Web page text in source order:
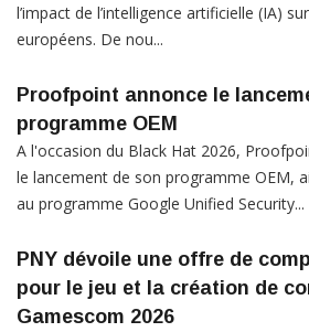
l’impact de l’intelligence artificielle (IA)
européens. De nou...
Proofpoint annonce le
programme OEM
A l'occasion du Black Hat 2026,
le lancement de son programme OEM,
au programme Google Unified Security...
PNY dévoile une offre de
pour le jeu et la création de
Gamescom 2026